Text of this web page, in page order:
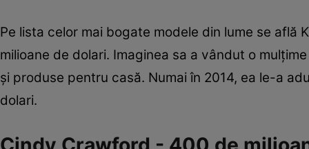
Pe lista celor mai bogate modele din lume se
milioane de dolari. Imaginea sa a vândut o
și produse pentru casă. Numai în 2014, ea le-a
dolari.